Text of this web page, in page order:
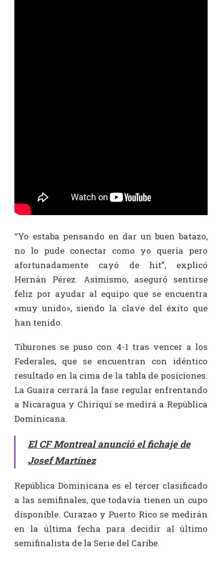
“Yo estaba pensando en dar un buen batazo,
no lo pude conectar como yo quería pero
afortunadamente cayó de hit”, explicó
Hernán Pérez. Asimismo, aseguró sentirse
feliz por ayudar al equipo que se encuentra
«muy unido», siendo la clave del éxito que
han tenido.
Tiburones se puso con 4-1 tras vencer a los
Federales, que se encuentran con idéntico
resultado en la cima de la tabla de posiciones.
La Guaira cerrará la fase regular enfrentando
a Nicaragua y Chiriquí se medirá a República
Dominicana.
El CF Montreal anunció el fichaje de
Josef Martínez
República Dominicana es el tercer clasificado
a las semifinales, que todavía tienen un cupo
disponible. Curazao y Puerto Rico se medirán
en la última fecha para decidir al último
semifinalista de la Serie del Caribe.